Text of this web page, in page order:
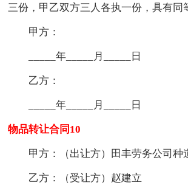
三份，甲乙双方三人各执一份，具有同
甲方：
_____年_____月_____日
乙方：
_____年_____月_____日
物品转让合同10
甲方：（出让方）田丰劳务公司种
乙方：（受让方）赵建立